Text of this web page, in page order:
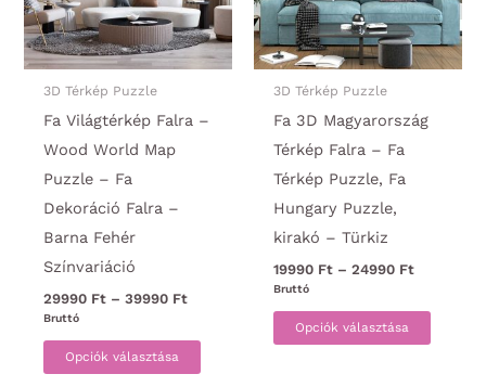
ki
a
3D Térkép Puzzle
Fa Világtérkép Falra –
Wood World Map
Puzzle – Fa
Dekoráció Falra –
Barna Fehér
Színvariáció
29990 Ft – 39990 FtÁrtartomány:
Bruttó
Opciók választása
Ennek
a
3D Térkép Puzzle
Fa 3D Magyarország
Térkép Falra – Fa
Térkép Puzzle, Fa
Hungary Puzzle,
kirakó – Türkiz
19990 Ft – 24990 Ft
Bruttó
Opciók választása
Ennek
a